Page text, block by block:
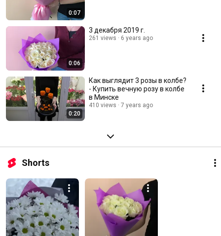
0:07
0:06
3 декабря 2019 г.
261 views 6 years ago
0:20
Как выглядит 3 розы в колбе?
- Купить вечную розу в колбе
в Минске
410 views 7 years ago
Shorts